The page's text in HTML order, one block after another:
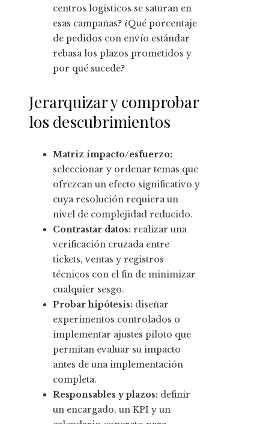
centros logísticos se saturan en
esas campañas? ¿Qué porcentaje
de pedidos con envío estándar
rebasa los plazos prometidos y
por qué sucede?
Jerarquizar y comprobar
los descubrimientos
Matriz impacto/esfuerzo:
seleccionar y ordenar temas que
ofrezcan un efecto significativo y
cuya resolución requiera un
nivel de complejidad reducido.
Contrastar datos: realizar una
verificación cruzada entre
tickets, ventas y registros
técnicos con el fin de minimizar
cualquier sesgo.
Probar hipótesis: diseñar
experimentos controlados o
implementar ajustes piloto que
permitan evaluar su impacto
antes de una implementación
completa.
Responsables y plazos: definir
un encargado, un KPI y un